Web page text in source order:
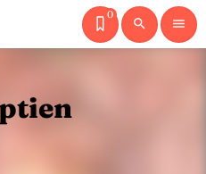
0
search menu